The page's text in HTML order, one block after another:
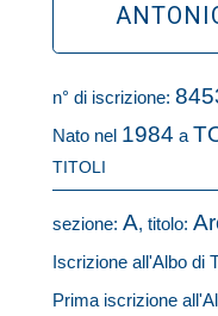
n° di iscrizione:
Nato nel 1984 a
TITOLI
sezione: A, titolo:
Iscrizione all'Albo di
Prima iscrizione